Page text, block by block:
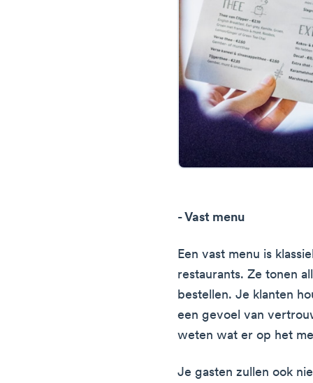
- Vast menu
Een vast menu is
restaurants. Ze tonen
bestellen. Je klanten
een gevoel van
weten wat er op het
Je gasten zullen ook